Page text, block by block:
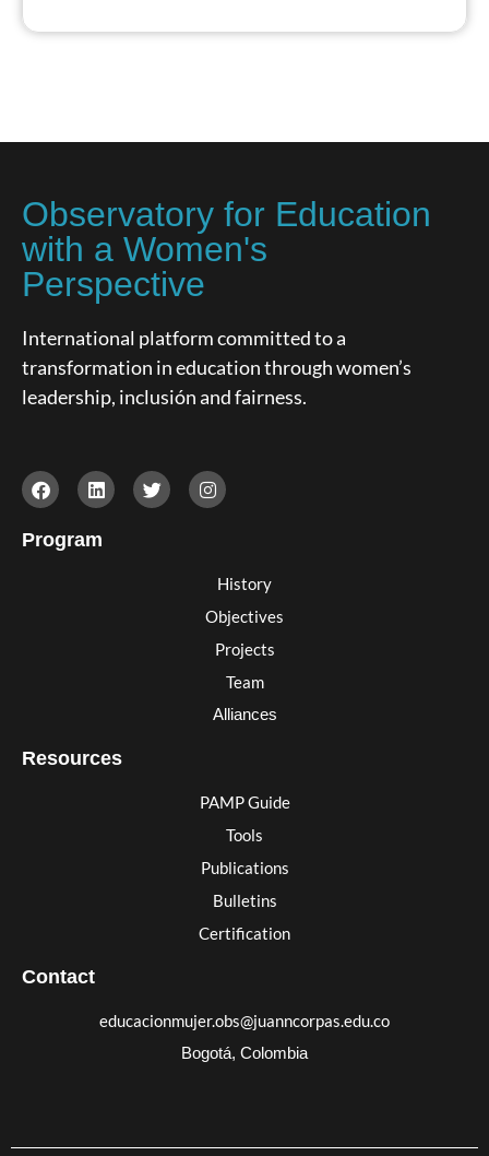
Observatory for Education
with a Women's
Perspective
International platform committed to a
transformation in education through women’s
leadership, inclusión and fairness.
Program
History
Objectives
Projects
Team
Alliances
Resources
PAMP Guide
Tools
Publications
Bulletins
Certification
Contact
educacionmujer.obs@juanncorpas.edu.co
Bogotá, Colombia